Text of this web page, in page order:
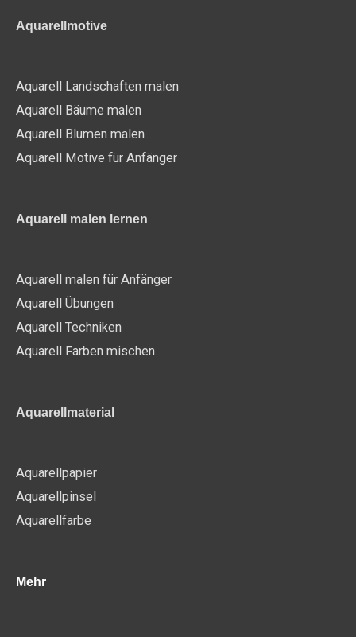
Aquarellmotive
Aquarell Landschaften malen
Aquarell Bäume malen
Aquarell Blumen malen
Aquarell Motive für Anfänger
Aquarell malen lernen
Aquarell malen für Anfänger
Aquarell Übungen
Aquarell Techniken
Aquarell Farben mischen
Aquarellmaterial
Aquarellpapier
Aquarellpinsel
Aquarellfarbe
Mehr